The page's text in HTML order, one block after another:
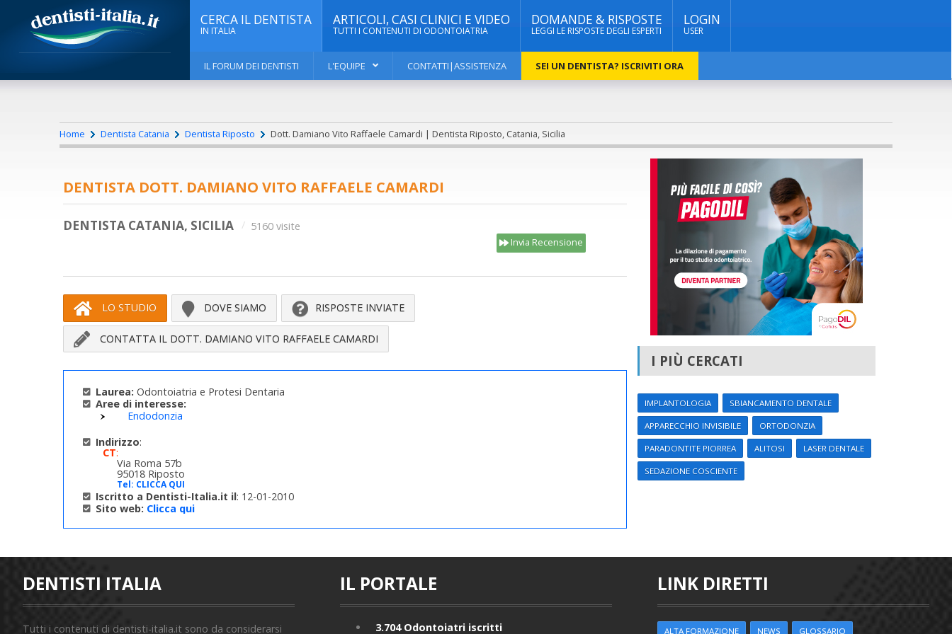
CERCA IL DENTISTA
IN ITALIA
ARTICOLI, CASI CLINICI E VIDEO
TUTTI I CONTENUTI DI ODONTOIATRIA
DOMANDE & RISPOSTE
LEGGI LE RISPOSTE DEGLI ESPERTI
LOGIN
USER
IL FORUM DEI DENTISTI L'EQUIPE CONTATTI|ASSISTENZA SEI UN DENTISTA? ISCRIVITI ORA
Home Dentista Catania Dentista Riposto Dott. Damiano Vito Raffaele Camardi | Dentista Riposto, Catania, Sicilia
DENTISTA DOTT. DAMIANO VITO RAFFAELE CAMARDI
DENTISTA CATANIA, SICILIA 5160 visite
Invia Recensione
LO STUDIO DOVE SIAMO RISPOSTE INVIATE
CONTATTA IL DOTT. DAMIANO VITO RAFFAELE CAMARDI
Laurea: Odontoiatria e Protesi Dentaria
Aree di interesse:
Endodonzia
Indirizzo:
CT:
Via Roma 57b
95018 Riposto
Tel: CLICCA QUI
Iscritto a Dentisti-Italia.it il: 12-01-2010
Sito web: Clicca qui
I PIÙ CERCATI
IMPLANTOLOGIA SBIANCAMENTO DENTALE
APPARECCHIO INVISIBILE ORTODONZIA
PARADONTITE PIORREA ALITOSI LASER DENTALE
SEDAZIONE COSCIENTE
DENTISTI ITALIA
Tutti i contenuti di dentisti-italia.it sono da considerarsi
IL PORTALE
3.704Odontoiatri iscritti
LINK DIRETTI
ALTA FORMAZIONE NEWS GLOSSARIO